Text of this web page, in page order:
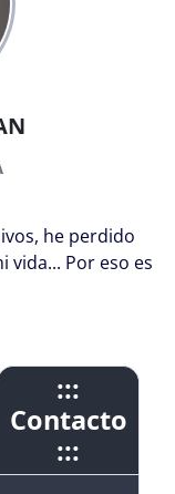
he perdido
vida... Por eso es
:::
Contacto
:::